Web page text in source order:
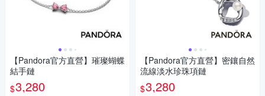
【Pandora官方直營】璀璨蝴蝶
結手鏈
$3,280
【Pandora官方直營】密鑲自然
流線淡水珍珠項鏈
$3,280